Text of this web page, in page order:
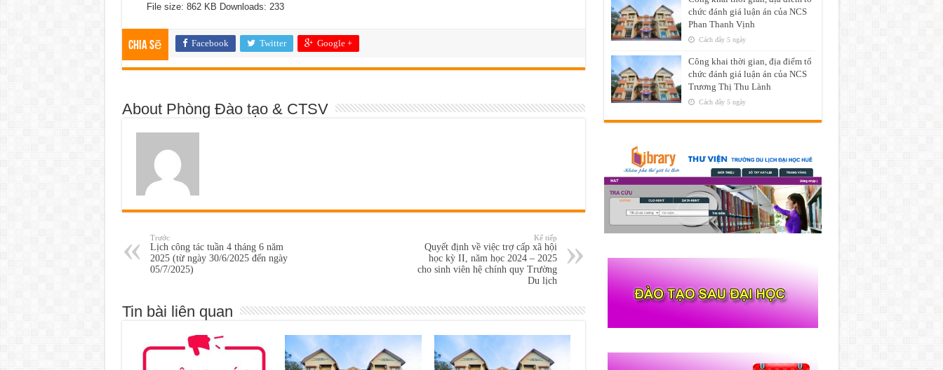
File size: 862 KB Downloads: 233
Chia sẽ Facebook Twitter Google +
About Phòng Đào tạo & CTSV
Trước
Lịch công tác tuần 4 tháng 6 năm
2025 (từ ngày 30/6/2025 đến ngày
05/7/2025)
Kế tiếp
Quyết định về việc trợ cấp xã hội
học kỳ II, năm học 2024 – 2025
cho sinh viên hệ chính quy Trường
Du lịch
Tin bài liên quan
chức đánh giá luận án của NCS
Phan Thanh Vịnh
Cách đây 5 ngày
Công khai thời gian, địa điểm tổ
chức đánh giá luận án của NCS
Trương Thị Thu Lành
Cách đây 5 ngày